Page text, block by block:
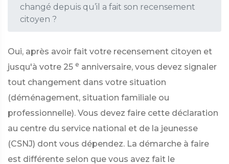
changé depuis qu’il a fait son recensement
citoyen ?
Oui, après avoir fait votre recensement citoyen et
jusqu'à votre 25 e anniversaire, vous devez signaler
tout changement dans votre situation
(déménagement, situation familiale ou
professionnelle). Vous devez faire cette déclaration
au centre du service national et de la jeunesse
(CSNJ) dont vous dépendez. La démarche à faire
est différente selon que vous avez fait le